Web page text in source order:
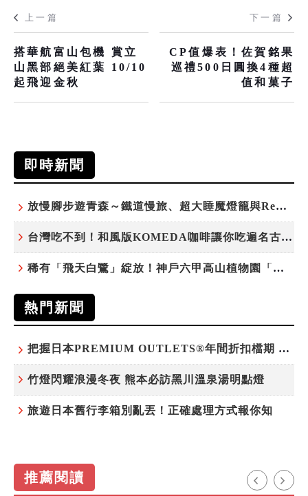
上一篇
搭華航富山包機 賞立
山黑部絕美紅葉 10/10
起飛迎金秋
下一篇
CP值爆表！佐賀銘果
巡禮500日圓換4種超
值和菓子
即時新聞
放慢腳步遊青森～鐵道慢旅、超大睡魔燈籠與ReLabo質感溫泉
台灣吃不到！和風版KOMEDA咖啡讓你吃遍名古屋在地美食
稀有「飛天白鷺」綻放！神戶六甲高山植物園「鷺草」珍貴現身
熱門新聞
把握日本PREMIUM OUTLETS®年間折扣檔期 越買越划算
竹燈閃耀浪漫冬夜 熊本必訪黑川溫泉湯明點燈
旅遊日本舊行李箱別亂丟！正確處理方式報你知
推薦閱讀